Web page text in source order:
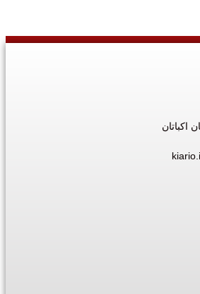
اکباتان